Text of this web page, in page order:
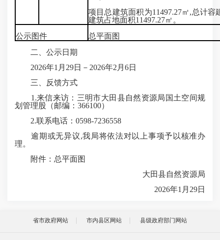
项目总建筑面积为11497.27㎡,总计容
建筑占地面积11497.27㎡。
公示图件
总平面图
二、公示日期
2026年1月29日－2026年2月6日
三、反馈方式
1.来信来访：三明市大田县自然资源局国土空间规
划管理股（邮编：366100）
2.联系电话：0598-7236558
逾期或无异议,我局将依法对以上事项予以核准办
理。
附件：总平面图
大田县自然资源局
2026年1月29日
省市政府网站 市内县区网站 县级政府部门网站